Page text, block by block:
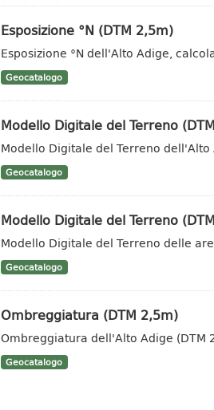
Esposizione °N (DTM 2,5m)
Esposizione °N dell'Alto Adige,
Geocatalogo
Modello Digitale del Terreno
Modello Digitale del Terreno dell'Alto
Geocatalogo
Modello Digitale del Terreno
Modello Digitale del Terreno delle
Geocatalogo
Ombreggiatura (DTM 2,5m)
Ombreggiatura dell'Alto Adige (DTM
Geocatalogo